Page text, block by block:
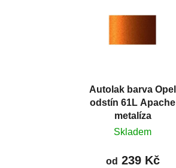
Autolak barva Opel
odstín 61L Apache
metalíza
Skladem
od 239 Kč